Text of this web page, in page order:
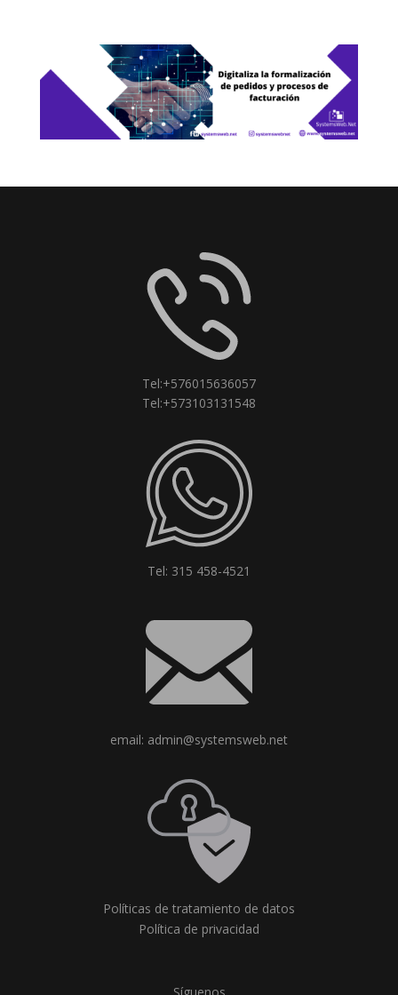
Tel:+576015636057
Tel:+573103131548
Tel: 315 458-4521
email: admin@systemsweb.net
Políticas de tratamiento de datos
Política de privacidad